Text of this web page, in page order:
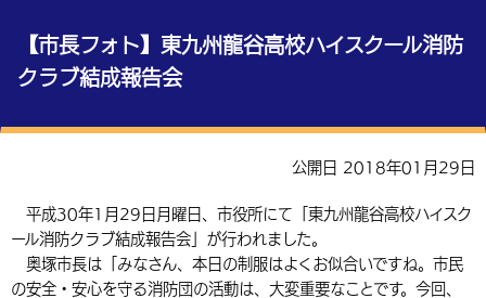
英語（English） 中国語（簡体字）
中国語（繁体字） 韓国語（한국어）
総合メニュー
くらしの情報
届出・登録・証明 保険・年金
健康・予防
税金 住宅・インフラ
環境・衛生 生涯学習・スポーツ・人権
事業者の方へ
産業・雇用
農林水産業 税金
都市整備
施設情報 子どもを預ける
手当・助成 健康・医療
観光・移住
観光なび スポットを探す
市政情報
【市長フォト】東九州龍谷高校ハイスクール消防
クラブ結成報告会
公開日 2018年01月29日
平成30年1月29日月曜日、市役所にて「東九州龍谷高校ハイスク
ール消防クラブ結成報告会」が行われました。
奥塚市長は「みなさん、本日の制服はよくお似合いですね。市民
の安全・安心を守る消防団の活動は、大変重要なことです。今回、